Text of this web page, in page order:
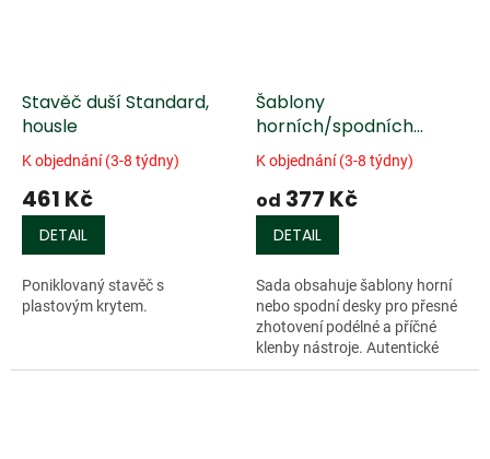
Stavěč duší Standard,
housle
K objednání (3-8 týdny)
461 Kč
DETAIL
Poniklovaný stavěč s
plastovým krytem.
Šablony
horních/spodních
desek Herdim
K objednání (3-8 týdny)
od 377 Kč
DETAIL
Sada obsahuje šablony horní
nebo spodní desky pro přesné
zhotovení podélné a příčné
klenby nástroje. Autentické
šablony kontur rozpoznaných